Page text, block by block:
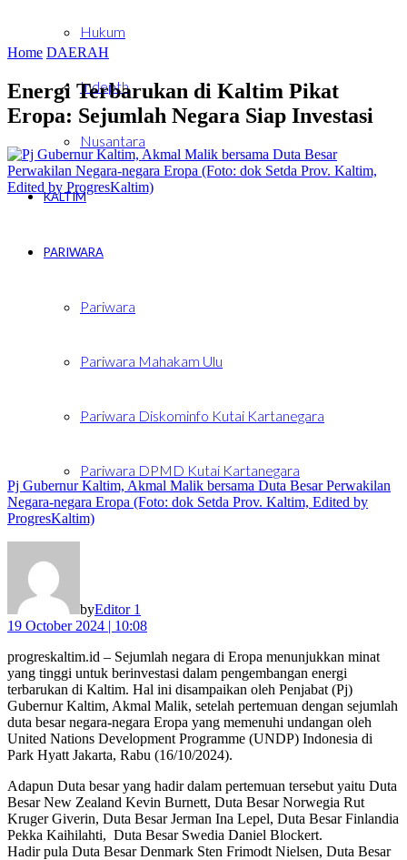
Hukum
Indepth
Nusantara
KALTIM
PARIWARA
Pariwara
Pariwara Mahakam Ulu
Pariwara Diskominfo Kutai Kartanegara
Pariwara DPMD Kutai Kartanegara
Home DAERAH
Energi Terbarukan di Kaltim Pikat
Eropa: Sejumlah Negara Siap Investasi
Pj Gubernur Kaltim, Akmal Malik bersama Duta Besar Perwakilan
Negara-negara Eropa (Foto: dok Setda Prov. Kaltim, Edited by
ProgresKaltim)
byEditor 1
19 October 2024 | 10:08
progreskaltim.id – Sejumlah negara di Eropa menunjukkan minat
yang tinggi untuk berinvestasi dalam pengembangan energi
terbarukan di Kaltim. Hal ini disampaikan oleh Penjabat (Pj)
Gubernur Kaltim, Akmal Malik, setelah pertemuan dengan sejumlah
duta besar negara-negara Eropa yang memenuhi undangan oleh
United Nations Development Programme (UNDP) Indonesia di
Park Hyatt Jakarta, Rabu (16/10/2024).
Adapun Duta besar yang hadir dalam pertemuan tersebut yaitu Duta
Besar New Zealand Kevin Burnett, Duta Besar Norwegia Rut
Kruger Giverin, Duta Besar Jerman Ina Lepel, Duta Besar Finlandia
Pekka Kaihilahti, Duta Besar Swedia Daniel Blockert.
Hadir pula Duta Besar Denmark Sten Frimodt Nielsen, Duta Besar